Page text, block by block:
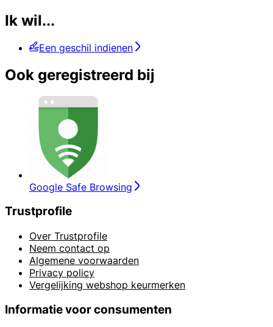
Ik wil...
Een geschil indienen
Ook geregistreerd bij
Google Safe Browsing
Trustprofile
Over Trustprofile
Neem contact op
Algemene voorwaarden
Privacy policy
Vergelijking webshop keurmerken
Informatie voor consumenten